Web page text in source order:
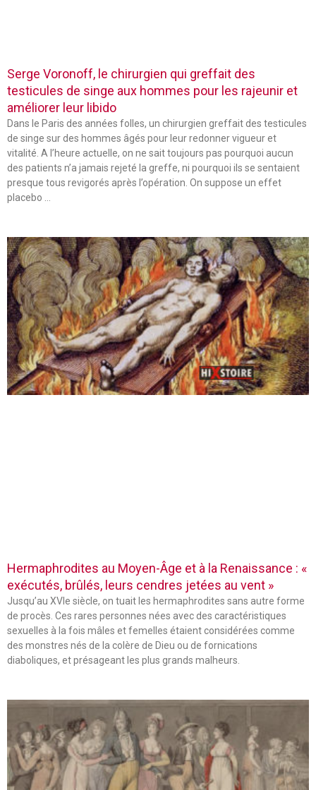
Serge Voronoff, le chirurgien qui greffait des
testicules de singe aux hommes pour les rajeunir et
améliorer leur libido
Dans le Paris des années folles, un chirurgien greffait des testicules
de singe sur des hommes âgés pour leur redonner vigueur et
vitalité. A l’heure actuelle, on ne sait toujours pas pourquoi aucun
des patients n’a jamais rejeté la greffe, ni pourquoi ils se sentaient
presque tous revigorés après l’opération. On suppose un effet
placebo …
Hermaphrodites au Moyen-Âge et à la Renaissance : «
exécutés, brûlés, leurs cendres jetées au vent »
Jusqu’au XVIe siècle, on tuait les hermaphrodites sans autre forme
de procès. Ces rares personnes nées avec des caractéristiques
sexuelles à la fois mâles et femelles étaient considérées comme
des monstres nés de la colère de Dieu ou de fornications
diaboliques, et présageant les plus grands malheurs.